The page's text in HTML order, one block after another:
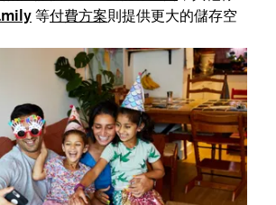
等付費方案則提供更大的儲存空